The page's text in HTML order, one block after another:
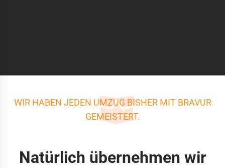
WIR HABEN JEDEN UMZUG BISHER MIT BRAVUR
GEMEISTERT.
Natürlich übernehmen wir